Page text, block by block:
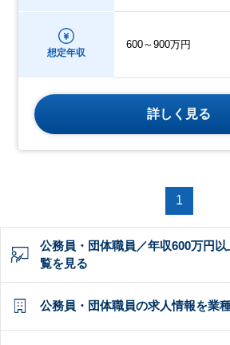
想定年収
600～900万円
詳しく見る
1
公務員・団体職員／年収600万円
覧を見る
公務員・団体職員の求人情報を業